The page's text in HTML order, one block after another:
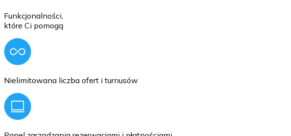
Funkcjonalności,
które Ci pomogą
Nielimitowana liczba ofert i turnusów